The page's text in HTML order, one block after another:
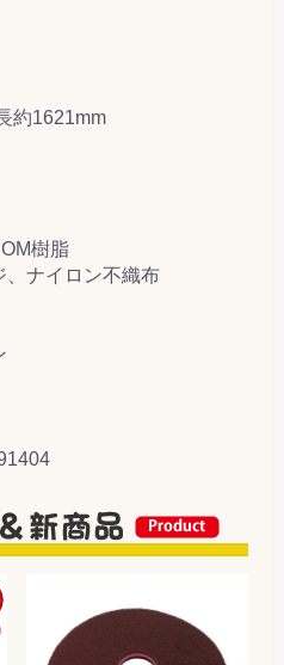
約1621mm
樹脂
、ナイロン不織布